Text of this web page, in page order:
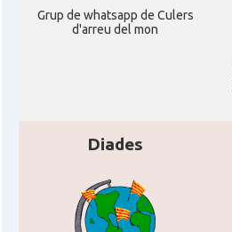
Grup de whatsapp de Culers
d'arreu del mon
Diades